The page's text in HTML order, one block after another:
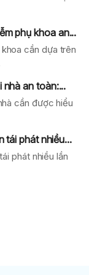
phụ khoa an...
cần dựa trên
nhà an toàn:...
cần được hiểu
tái phát nhiều...
phát nhiều lần